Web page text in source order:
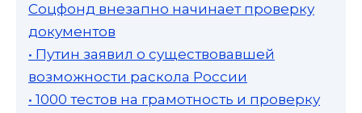
Соцфонд внезапно начинает проверку
документов
• Путин заявил о существовавшей
возможности раскола России
• 1000 тестов на грамотность и проверку